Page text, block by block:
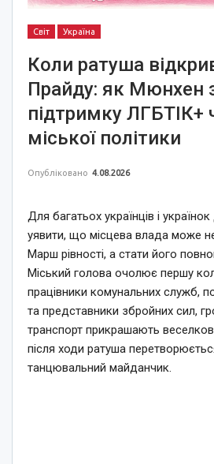
Світ Україна
Коли ратуша
Прайду: як Мюнхен
підтримку ЛГБТІК+
міської політики
Опубліковано 4.08.2026
Для багатьох українців і
уявити, що місцева влада може
Марш рівності, а стати його
Міський голова очолює першу
працівники комунальних служб,
та представники збройних сил,
транспорт прикрашають
після ходи ратуша
танцювальний майданчик.